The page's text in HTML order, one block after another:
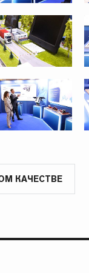
КАЧЕСТВЕ